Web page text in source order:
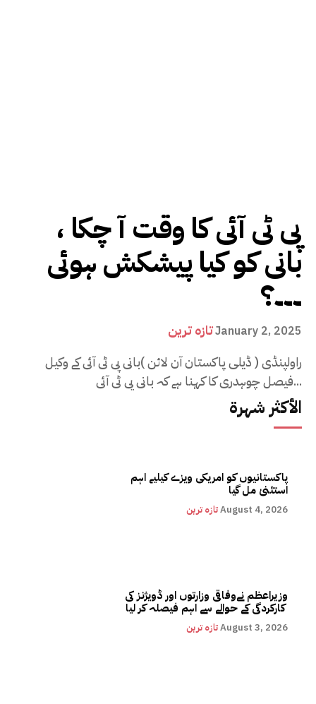
پی ٹی آئی کا وقت آ چکا ،
بانی کو کیا پیشکش ہوئی
۔۔۔؟
تازہ ترینJanuary 2, 2025
فیصل چوہدری کا کہنا ہے کہ بانی پی ٹی آئی...
الأكثر شهرة
پاکستانیوں کو امریکی ویزے کیلیے اہم
استثنیٰ مل گیا
تازہ ترینAugust 4, 2026
وزیراعظم نےوفاقی وزارتوں اور ڈویژنز کی
کارکردگی کے حوالے سے اہم فیصلہ کر لیا
تازہ ترینAugust 3, 2026